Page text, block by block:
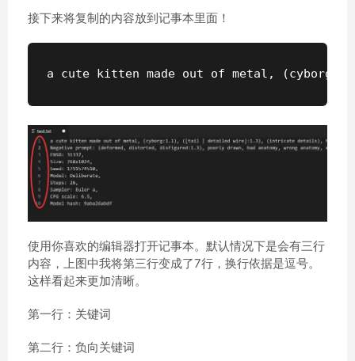
接下来将复制的内容放到记事本里面！
a cute kitten made out of metal , (cyborg
使用你喜欢的编辑器打开记事本。默认情况下是会有三行
内容，上图中我将第三行变成了7行，换行依据是逗号。
这样看起来更加清晰。
第一行：关键词
第二行：负向关键词